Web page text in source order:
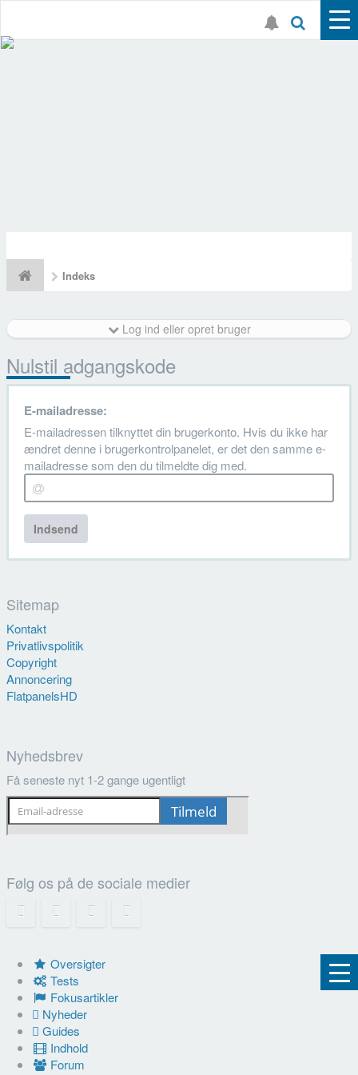
Indeks
Log ind eller opret bruger
Nulstil adgangskode
E-mailadresse:
E-mailadressen tilknyttet din brugerkonto. Hvis du ikke har
ændret denne i brugerkontrolpanelet, er det den samme e-
mailadresse som den du tilmeldte dig med.
Indsend
Sitemap
Kontakt
Privatlivspolitik
Copyright
Annoncering
FlatpanelsHD
Nyhedsbrev
Få seneste nyt 1-2 gange ugentligt
Følg os på de sociale medier
Oversigter
Tests
Fokusartikler
Nyheder
Guides
Indhold
Forum